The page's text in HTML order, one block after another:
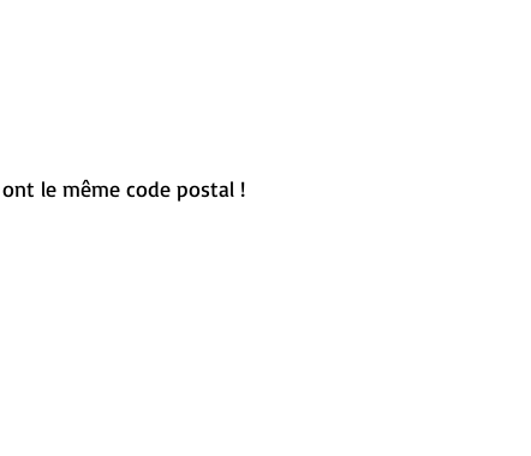
le même code postal !